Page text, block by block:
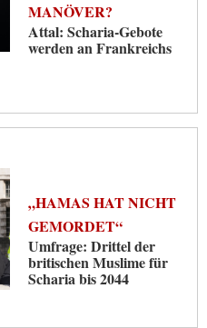
MANÖVER?
Attal: Scharia-Gebote
werden an Frankreichs
„HAMAS HAT NICHT
GEMORDET“
Umfrage: Drittel der
britischen Muslime für
Scharia bis 2044